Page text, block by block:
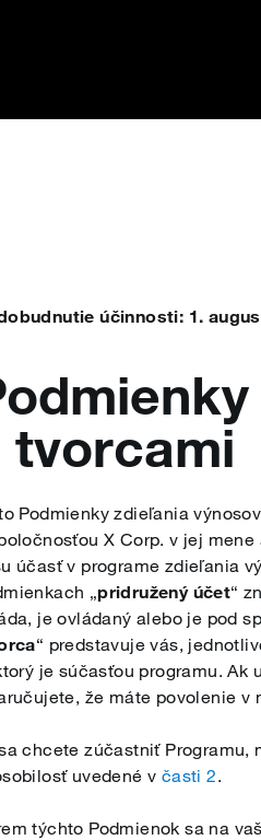
účinnosti: 1.
tvorcami
Podmienky zdieľania
X Corp. v jej
účasť v programe zdieľania
„pridružený účet“
je ovládaný alebo je pod
“ predstavuje vás,
je súčasťou programu. Ak
že máte povolenie v
chcete zúčastniť Programu,
uvedené v časti 2.
týchto Podmienok sa na